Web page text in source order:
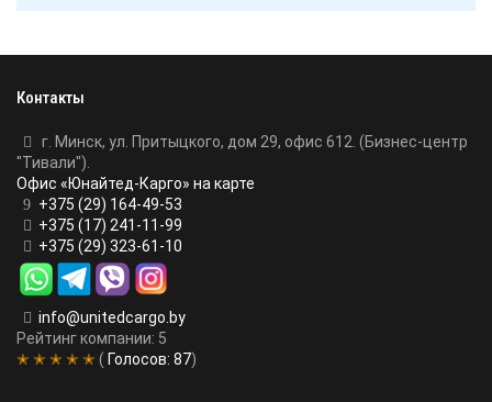
Контакты
г. Минск, ул. Притыцкого, дом 29, офис 612. (Бизнес-центр
"Тивали").
Офис «Юнайтед-Карго» на карте
+375 (29) 164-49-53
+375 (17) 241-11-99
+375 (29) 323-61-10
info@unitedcargo.by
Рейтинг компании: 5
✭ ✭ ✭ ✭ ✭ ( Голосов: 87)